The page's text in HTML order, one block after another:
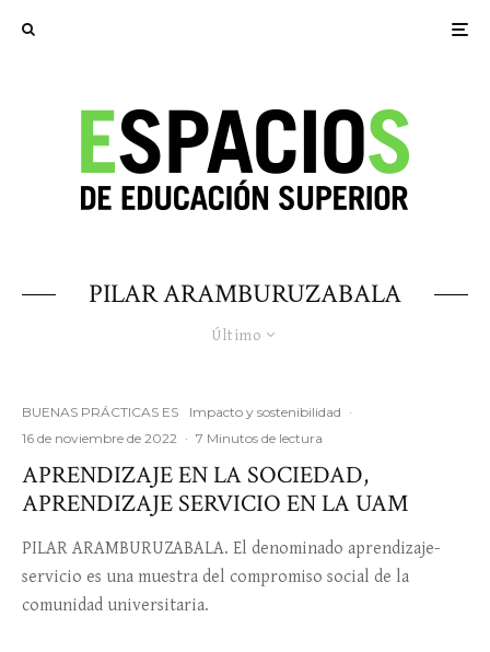
PILAR ARAMBURUZABALA
Último
BUENAS PRÁCTICAS ES Impacto y sostenibilidad ·
16 de noviembre de 2022 · 7 Minutos de lectura
APRENDIZAJE EN LA SOCIEDAD,
APRENDIZAJE SERVICIO EN LA UAM
PILAR ARAMBURUZABALA. El denominado aprendizaje-
servicio es una muestra del compromiso social de la
comunidad universitaria.